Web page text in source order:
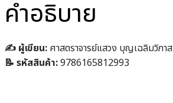
คำอธิบาย
✍️ ผู้เขียน: ศาสตราจารย์แสวง บุญเฉลิมวิภาส
📝 รหัสสินค้า:9786165812993